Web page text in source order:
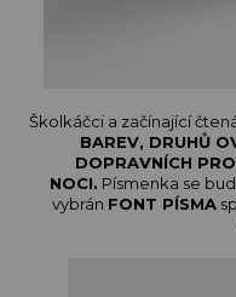
Školkáčci a začínající
BAREV, DRUHŮ
DOPRAVNÍCH
NOCI. Písmenka se
vybrán FONT PÍSMA